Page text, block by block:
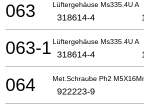
Lüftergehäuse Ms335.4U A
063 318614-4
Lüftergehäuse Ms335.4U A
063-1 318614-4
Met.Schraube Ph2
064 922223-9